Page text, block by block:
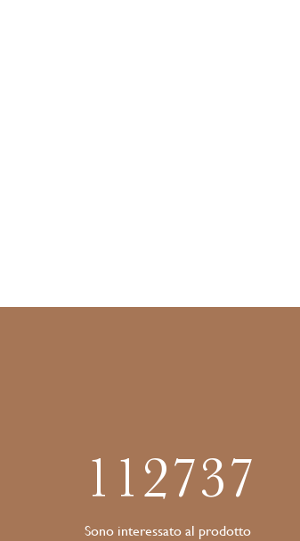
112737
Sono interessato al prodotto